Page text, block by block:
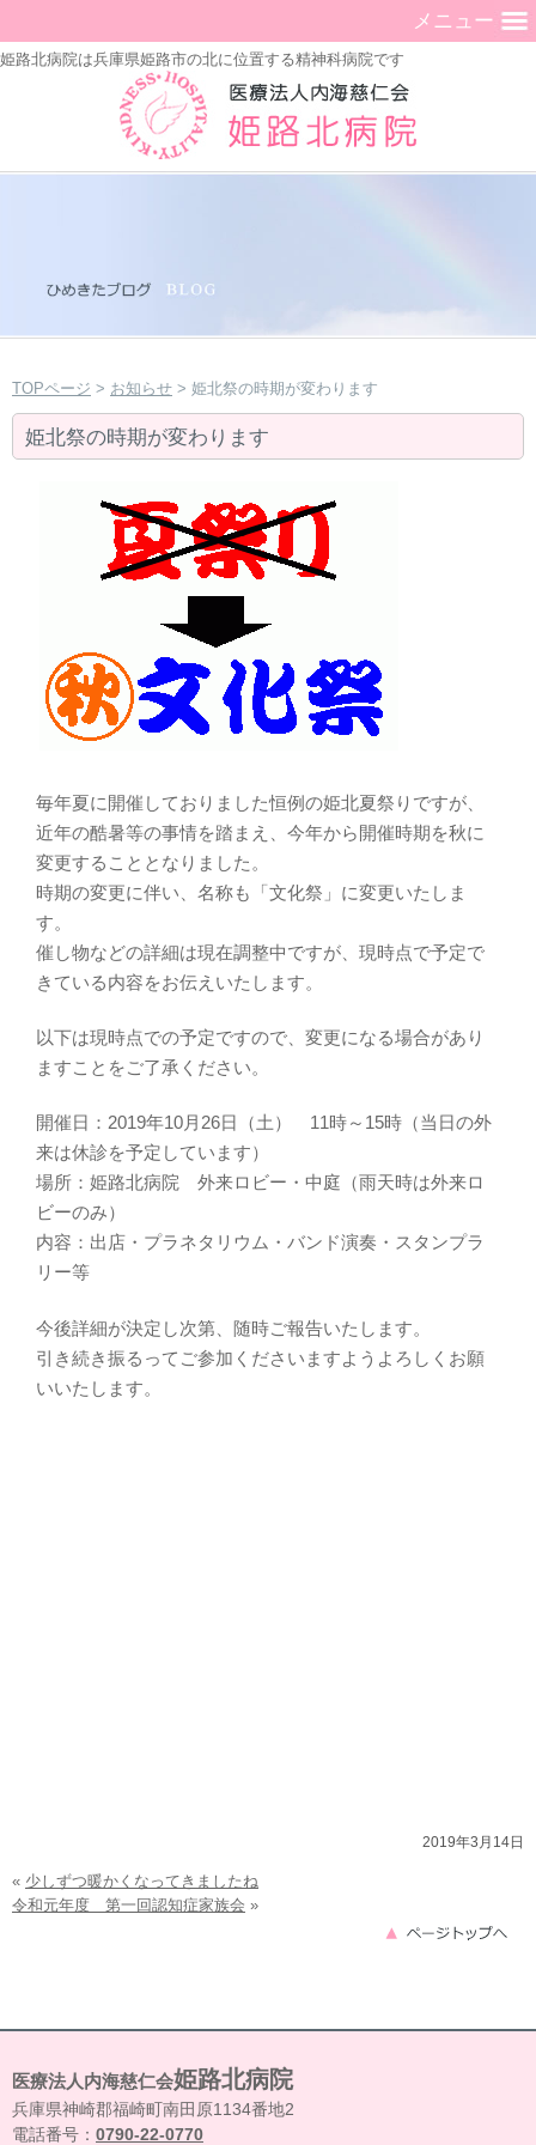
姫路北病院は兵庫県姫路市の北に位置する精神科病院です
メニュー
TOPページ > お知らせ > 姫北祭の時期が変わります
姫北祭の時期が変わります
毎年夏に開催しておりました恒例の姫北夏祭りですが、
近年の酷暑等の事情を踏まえ、今年から開催時期を秋に
変更することとなりました。
時期の変更に伴い、名称も「文化祭」に変更いたしま
す。
催し物などの詳細は現在調整中ですが、現時点で予定で
きている内容をお伝えいたします。
以下は現時点での予定ですので、変更になる場合があり
ますことをご了承ください。
開催日：2019年10月26日（土） 11時～15時（当日の外
来は休診を予定しています）
場所：姫路北病院 外来ロビー・中庭（雨天時は外来ロ
ビーのみ）
内容：出店・プラネタリウム・バンド演奏・スタンプラ
リー等
今後詳細が決定し次第、随時ご報告いたします。
引き続き振るってご参加くださいますようよろしくお願
いいたします。
2019年3月14日
« 少しずつ暖かくなってきましたね
令和元年度 第一回認知症家族会 »
医療法人内海慈仁会姫路北病院
兵庫県神崎郡福崎町南田原1134番地2
電話番号： 0790-22-0770